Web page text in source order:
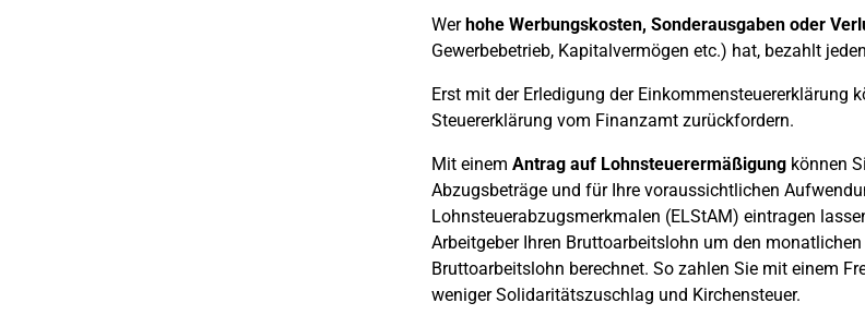
Werhohe Werbungskosten, Sonderausgaben oder
Gewerbebetrieb, Kapitalvermögen etc.) hat, bezahlt
Erst mit der Erledigung der Einkommensteuererklärung
Steuererklärung vom Finanzamt zurückfordern.
Mit einem Antrag auf Lohnsteuerermäßigungkönnen
Abzugsbeträge und für Ihre voraussichtlichen
Lohnsteuerabzugsmerkmalen (ELStAM) eintragen
Arbeitgeber Ihren Bruttoarbeitslohn um den
Bruttoarbeitslohn berechnet. So zahlen Sie mit einem
weniger Solidaritätszuschlag und Kirchensteuer.